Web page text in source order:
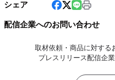
シェア
配信企業へのお問い合わせ
取材依頼・商品に対する
プレスリリース配信企